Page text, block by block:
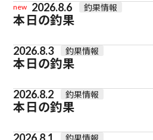
new 2026.8.6 釣果情報
本日の釣果
2026.8.3 釣果情報
本日の釣果
2026.8.2 釣果情報
本日の釣果
釣果情報